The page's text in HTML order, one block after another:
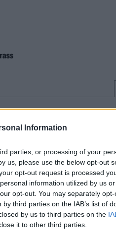
Information
parties, or processing of your
us, please use the below opt-out
opt-out request is processed
information utilized by us
opt-out. You may separately
third parties on the IAB’s list of
by us to third parties on the
it to other third parties.